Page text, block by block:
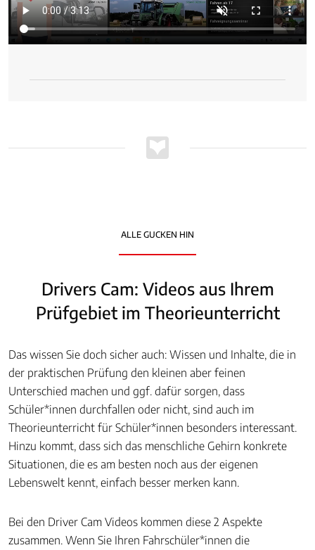
ALLE GUCKEN HIN
Drivers Cam: Videos aus Ihrem
Prüfgebiet im Theorieunterricht
Das wissen Sie doch sicher auch: Wissen und Inhalte, die in
der praktischen Prüfung den kleinen aber feinen
Unterschied machen und ggf. dafür sorgen, dass
Schüler*innen durchfallen oder nicht, sind auch im
Theorieunterricht für Schüler*innen besonders interessant.
Hinzu kommt, dass sich das menschliche Gehirn konkrete
Situationen, die es am besten noch aus der eigenen
Lebenswelt kennt, einfach besser merken kann.
Bei den Driver Cam Videos kommen diese 2 Aspekte
zusammen. Wenn Sie Ihren Fahrschüler*innen die